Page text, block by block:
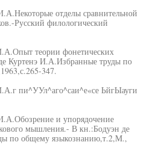
отделы сравнительной
Русский филологический
теории фонетических
Куртенэ И.А.Избранные труды по
347.
пи^УУл^аго^саи^е«се ЬйгЫауги
и упорядочение
мышления.- В кн.:Бодуэн де
по общему языкознанию,т.2,М.,